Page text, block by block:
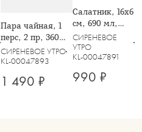
Пара чайная, 1
перс, 2 пр, 360
мл, керамика,
молочная,
flower
СИРЕНЕВОЕ УТРО
KL-00047893
1 490 ₽
Салатник, 16х6
см, 690 мл,
керамика,
молочный,
Цветок, Gentle
flower
СИРЕНЕВОЕ
УТРО
KL-00047891
990 ₽